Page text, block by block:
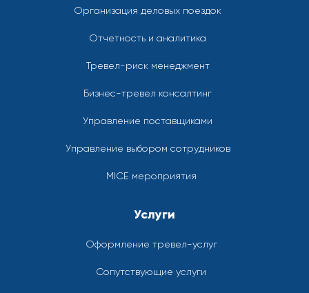
Организация деловых поездок
Отчетность и аналитика
Тревел-риск менеджмент
Бизнес-тревел консалтинг
Управление поставщиками
Управление выбором сотрудников
MICE мероприятия
Услуги
Оформление тревел-услуг
Сопутствующие услуги